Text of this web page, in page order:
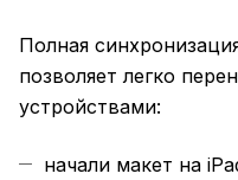
Полная
позволяет легко
устройствами:
начали макет на